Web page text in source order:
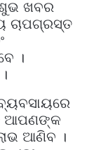
ଖବର
ଚାପଗ୍ରସ୍ତ
।
ଆପଣଙ୍କ
ଆଣିବ ।